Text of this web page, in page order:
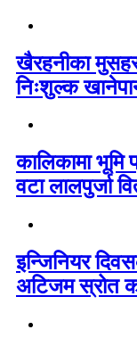
खैरहनीका
निःशुल्क
कालिकामा
वटा लालपुर्जा
इन्जिनियर
अटिजम स्रोत